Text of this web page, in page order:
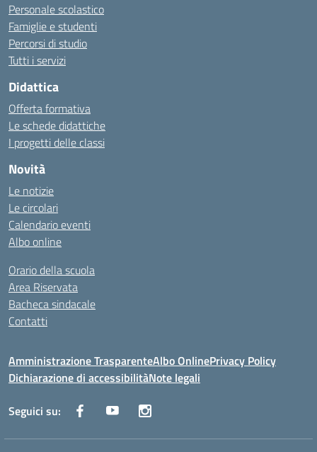
Personale scolastico
Famiglie e studenti
Percorsi di studio
Tutti i servizi
Didattica
Offerta formativa
Le schede didattiche
I progetti delle classi
Novità
Le notizie
Le circolari
Calendario eventi
Albo online
Orario della scuola
Area Riservata
Bacheca sindacale
Contatti
Amministrazione TrasparenteAlbo OnlinePrivacy Policy
Dichiarazione di accessibilitàNote legali
Seguici su: